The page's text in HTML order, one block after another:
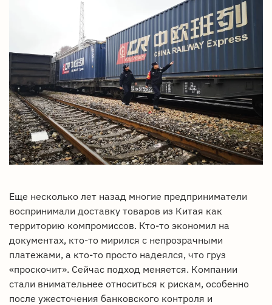
Еще несколько лет назад многие предприниматели
воспринимали доставку товаров из Китая как
территорию компромиссов. Кто-то экономил на
документах, кто-то мирился с непрозрачными
платежами, а кто-то просто надеялся, что груз
«проскочит». Сейчас подход меняется. Компании
стали внимательнее относиться к рискам, особенно
после ужесточения банковского контроля и